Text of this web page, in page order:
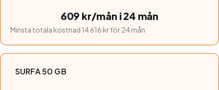
609 kr/mån i 24 mån
Minsta totala kostnad 14 616 kr för 24 mån
SURFA 50 GB